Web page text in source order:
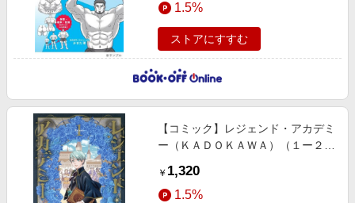
1.5%
ストアにすすむ
【コミック】レジェンド・アカデミ
ー（ＫＡＤＯＫＡＷＡ）（１ー２
￥ 1,320
1.5%